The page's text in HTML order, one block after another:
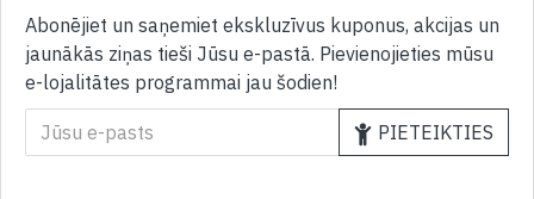
Abonējiet un saņemiet ekskluzīvus kuponus, akcijas un
jaunākās ziņas tieši Jūsu e-pastā. Pievienojieties mūsu
e-lojalitātes programmai jau šodien!
PIETEIKTIES